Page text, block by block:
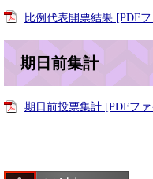
比例代表開票結果 [PDF
期日前集計
期日前投票集計 [PDFフ